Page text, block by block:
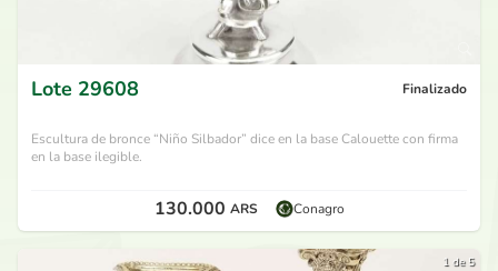
Lote 29608 Finalizado
Escultura de bronce “Niño Silbador” dice en la base Calouette con firma
en la base ilegible.
130.000 ARS Conagro
1 de 5